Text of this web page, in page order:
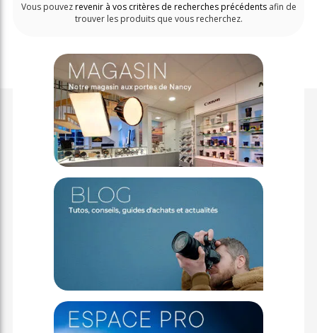
Vous pouvezrevenir à vos critères de recherches précédentsafin de
trouver les produits que vous recherchez.